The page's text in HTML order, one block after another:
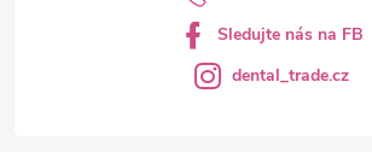
Sledujte nás na FB
dental_trade.cz